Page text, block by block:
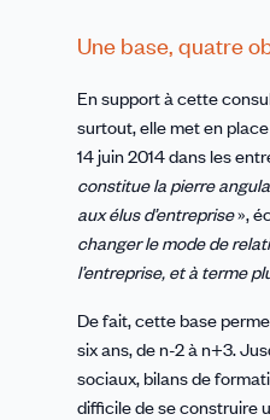
Une base, quatre
En support à cette
surtout, elle met en
14 juin 2014 dans les
constitue la pierre
aux élus d’entreprise»,
changer le mode de
l’entreprise, et à terme
De fait, cette base
six ans, de n-2 à n+3.
sociaux, bilans de
difficile de se construire